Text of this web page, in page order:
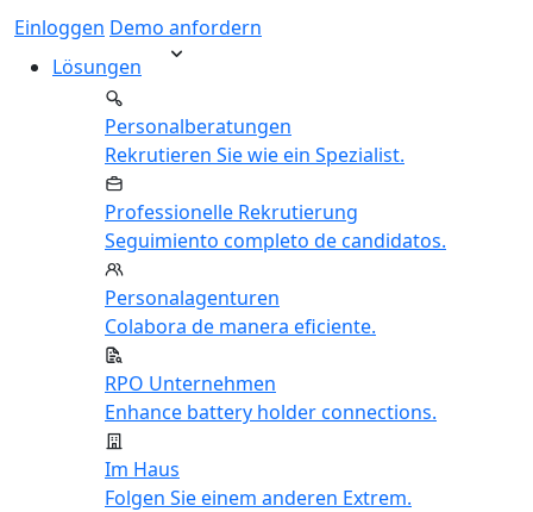
Einloggen Demo anfordern
Lösungen
Personalberatungen
Rekrutieren Sie wie ein Spezialist.
Professionelle Rekrutierung
Seguimiento completo de candidatos.
Personalagenturen
Colabora de manera eficiente.
RPO Unternehmen
Enhance battery holder connections.
Im Haus
Folgen Sie einem anderen Extrem.